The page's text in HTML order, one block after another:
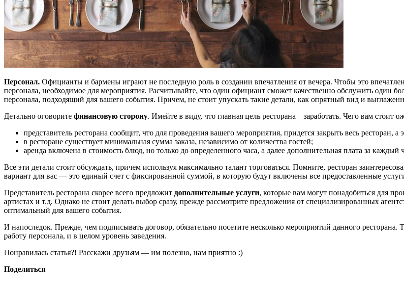
Персонал. Официанты и бармены играют не последную роль в создании впечатления от вечера. Чтобы это
персонала, необходимое для мероприятия. Расчитывайте, что один официант сможет качественно обслужить один
персонала, подходящий для вашего события. Причем, не стоит упускать такие детали, как опрятный вид и
Детально оговорите финансовую сторону. Имейте в виду, что главная цель ресторана – заработать. Чего вам стоит
представитель ресторана сообщит, что для проведения вашего мероприятия, придется закрыть весь ресторан, а
в ресторане существует минимальная сумма заказа, независимо от количества гостей;
аренда включена в стоимость блюд, но только до определенного часа, а далее дополнительная плата за каждый
Все эти детали стоит обсуждать, причем используя максимально талант торговаться. Помните, ресторан
вариант для вас — это единый счет с фиксированной суммой, в которую будут включены все предоставленные
Представитель ресторана скорее всего предложит дополнительные услуги, которые вам могут понадобиться для
артистах и т.д. Однако не стоит делать выбор сразу, прежде рассмотрите предложения от специализированных
оптимальный для вашего события.
И напоследок. Прежде, чем подписывать договор, обязательно посетите несколько мероприятий данного
работу персонала, и в целом уровень заведения.
Понравилась статья?! Расскажи друзьям — им полезно, нам приятно :)
Поделиться